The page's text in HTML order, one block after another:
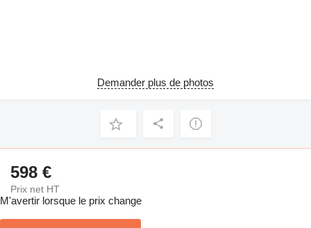
Demander plus de photos
598 €
Prix net HT
M'avertir lorsque le prix change